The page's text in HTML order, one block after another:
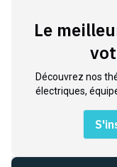
Le
Découvrez nos
électriques,